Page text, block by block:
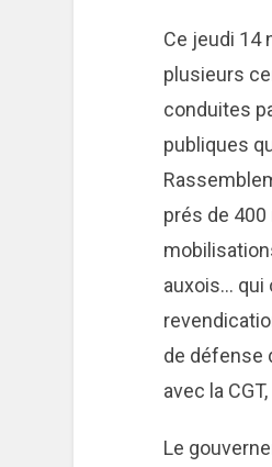
Ce jeudi 14
plusieurs
conduites
publiques
prés de
auxois… qui
de défense
avec la
Le